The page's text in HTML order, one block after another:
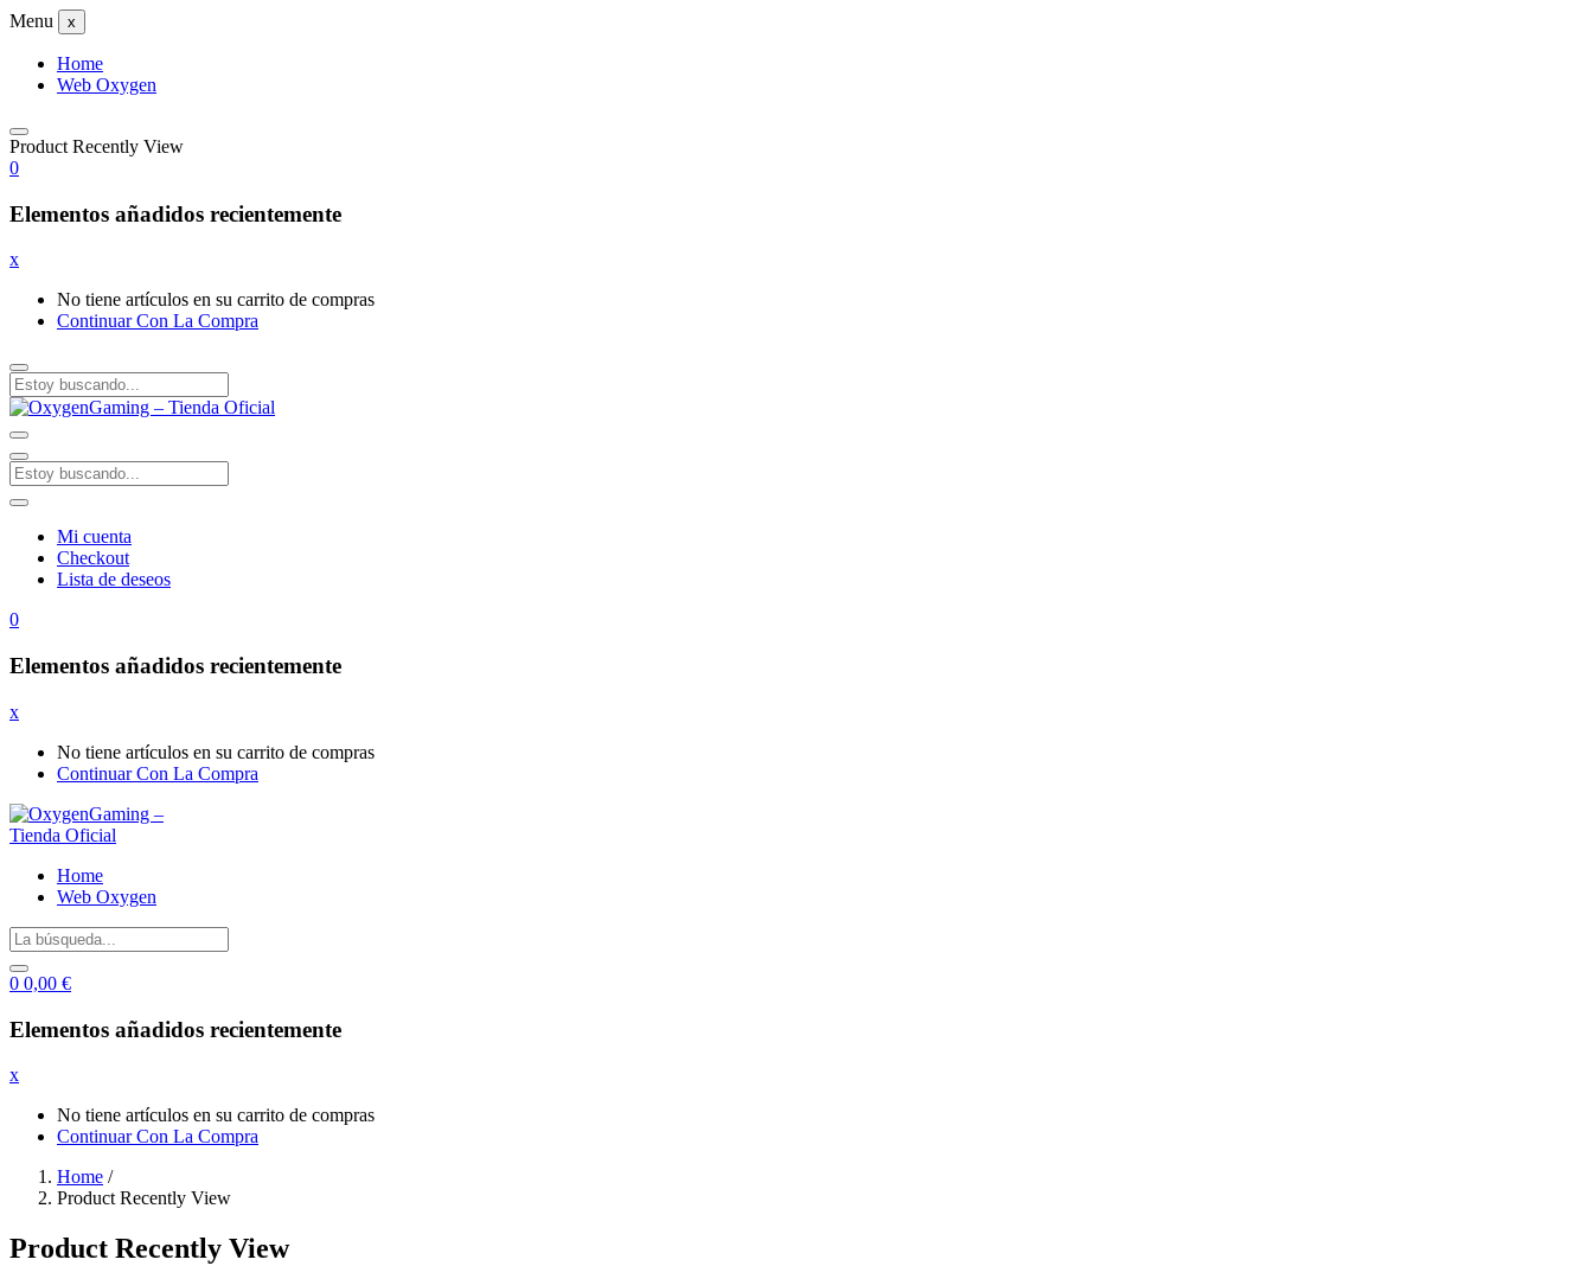
Menu x
Home
Web Oxygen
Product Recently View
0
Elementos añadidos recientemente
x
No tiene artículos en su carrito de compras
Continuar Con La Compra
Mi cuenta
Checkout
Lista de deseos
0
Elementos añadidos recientemente
x
No tiene artículos en su carrito de compras
Continuar Con La Compra
Home
Web Oxygen
0 0,00 €
Elementos añadidos recientemente
x
No tiene artículos en su carrito de compras
Continuar Con La Compra
Home /
Product Recently View
Product Recently View